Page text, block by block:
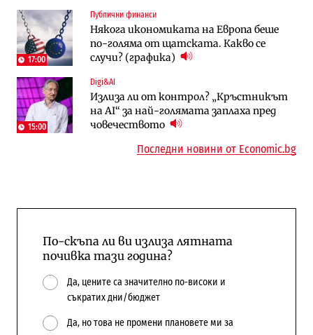
17:00
Публични финанси
Някога икономиката на Европа беше
по-голяма от щатската. Какво се
случи? (графика)
15:00
Digi&AI
Излиза ли от контрол? „Кръстникът
на AI“ за най-голямата заплаха пред
човечеството
Енергетика
Държавният ТЕЦ „Марица изток 2“
работи с 5 блока
Енергетика
АЕЦ „Козлодуй“ ще работи само още
няколко седмици, ако сушата продължи
Компании
„Ендуросат“ ще строи огромен
космически и отбранителен център в
Доброславци
Регулации
Лекарствата за редки болести
попадат в капан на обществените
поръчки?
Последни новини от Economic.bg
По-скъпа ли ви излиза лятната
почивка тази година?
Да, цените са значително по-високи и
съкратих дни/бюджет
Да, но това не промени плановете ми за